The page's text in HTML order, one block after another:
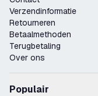
Verzendinformatie
Retourneren
Betaalmethoden
Terugbetaling
Over ons
Populair